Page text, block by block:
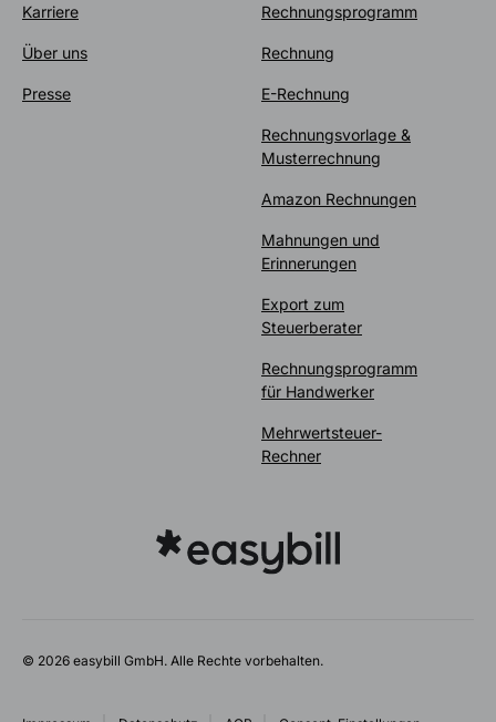
Karriere
Über uns
Presse
Rechnungsprogramm
Rechnung
E-Rechnung
Rechnungsvorlage &
Musterrechnung
Amazon Rechnungen
Mahnungen und
Erinnerungen
Export zum
Steuerberater
Rechnungsprogramm
für Handwerker
Mehrwertsteuer-
Rechner
© 2026 easybill GmbH. Alle Rechte vorbehalten.